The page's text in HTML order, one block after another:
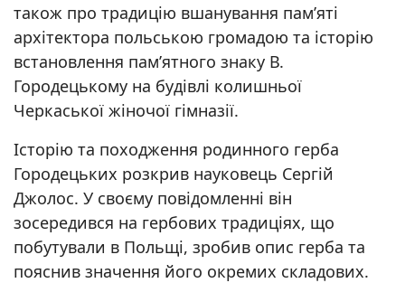
також про традицію вшанування пам’яті
архітектора польською громадою та історію
встановлення пам’ятного знаку В.
Городецькому на будівлі колишньої
Черкаської жіночої гімназії.
Історію та походження родинного герба
Городецьких розкрив науковець Сергій
Джолос. У своєму повідомленні він
зосередився на гербових традиціях, що
побутували в Польщі, зробив опис герба та
пояснив значення його окремих складових.